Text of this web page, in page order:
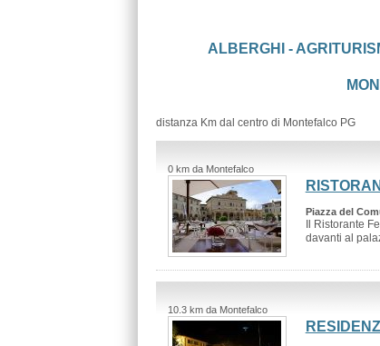
ALBERGHI -
distanza Km dal centro di Montefalco PG
0 km da Montefalco
Piazza del
Il Ristorante
davanti al
10.3 km da Montefalco